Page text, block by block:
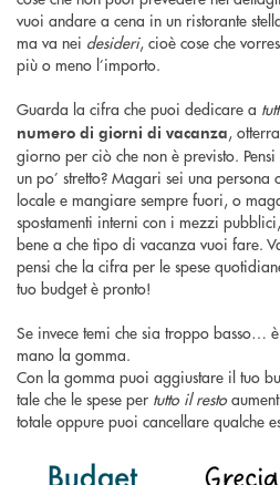
vuoi andare a cena in un ristorante
ma va nei desideri, cioè cose che
più o meno l’importo.
Guarda la cifra che puoi dedicare a
numero di giorni di vacanza,
giorno per ciò che non è previsto.
un po’ stretto? Magari sei una
locale e mangiare sempre fuori, o
spostamenti interni con i mezzi
bene a che tipo di vacanza vuoi fare.
pensi che la cifra per le spese
tuo budget è pronto!
Se invece temi che sia troppo basso…
mano la gomma.
Con la gomma puoi aggiustare il tuo
tale che le spese per tutto il resto
totale oppure puoi cancellare qualche